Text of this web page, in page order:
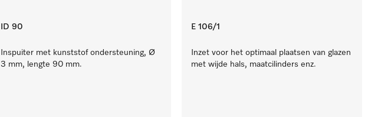
ID 90
Inspuiter met kunststof ondersteuning, Ø
3 mm, lengte 90 mm.
E 106/1
Inzet voor het optimaal plaatsen van glazen
met wijde hals, maatcilinders enz.